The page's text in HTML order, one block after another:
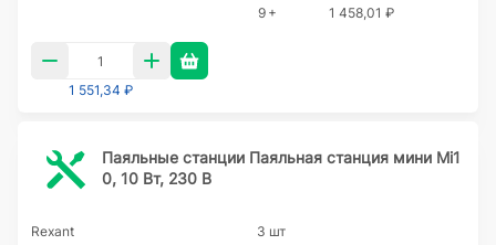
9 +
1 458,01 ₽
1 551,34 ₽
Паяльные станции Паяльная станция мини Mi1
0, 10 Вт, 230 В
Rexant 3 шт